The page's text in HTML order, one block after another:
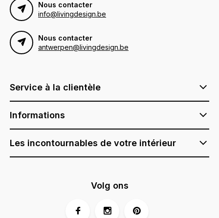
Nous contacter
info@livingdesign.be
Nous contacter
antwerpen@livingdesign.be
Service à la clientèle
Informations
Les incontournables de votre intérieur
Volg ons